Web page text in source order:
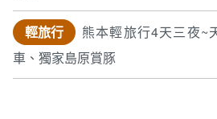
輕旅行
熊本輕旅行4天三夜~
車、獨家島原賞豚